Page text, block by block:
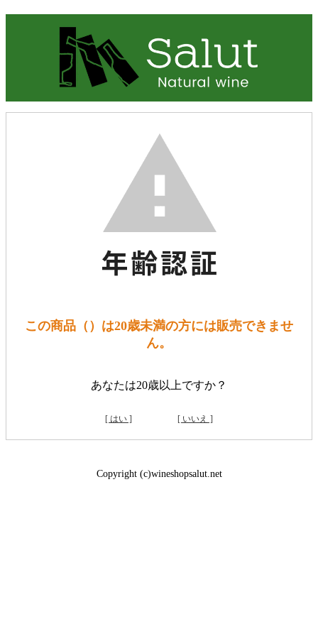
この商品（）は20歳未満の方には販売できませ
ん。
あなたは20歳以上ですか？
[ はい ] [ いいえ ]
Copyright (c)wineshopsalut.net